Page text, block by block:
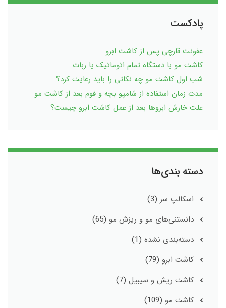
پادکست
عفونت قارچی پس از کاشت ابرو
کاشت مو با دستگاه تمام اتوماتیک یا ربات
شب اول کاشت مو چه نکاتی را باید رعایت کرد؟
مدت زمان استفاده از شامپو بچه و فوم بعد از کاشت مو
علت خارش ابروها بعد از عمل کاشت ابرو چیست؟
دسته بندی‌ها
اسکالپ سر (3)
دانستنی‌های مو و ریزش مو (65)
دسته‌بندی نشده (1)
کاشت ابرو (79)
کاشت ریش و سیبیل (7)
کاشت مو (109)